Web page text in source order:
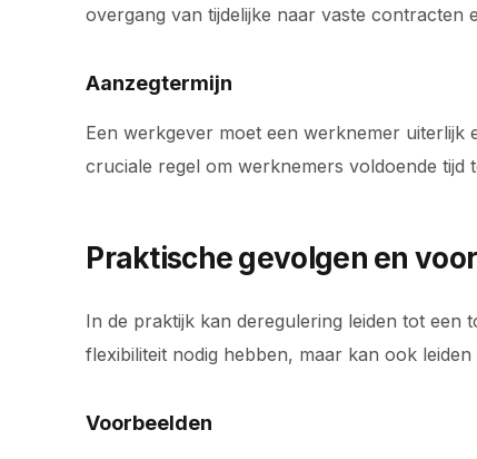
overgang van tijdelijke naar vaste
Aanzegtermijn
Een werkgever moet een werknemer uiterlijk
cruciale regel om werknemers voldoende tijd
Praktische gevolgen en
In de praktijk kan deregulering leiden tot
flexibiliteit nodig hebben, maar kan ook
Voorbeelden